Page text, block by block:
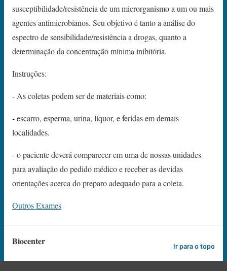
susceptibilidade/resistência de um microrganismo a um ou mais
agentes antimicrobianos. Seu objetivo é tanto a análise do
espectro de sensibilidade/resistência a drogas, quanto a
determinação da concentração mínima inibitória.
Instruções:
- As coletas podem ser de materiais como:
- escarro, esperma, urina, líquor, e feridas em demais
localidades.
- o paciente deverá comparecer em uma de nossas unidades
para avaliação do pedido médico e receber as devidas
orientações acerca do preparo adequado para a coleta.
Outros Exames
Biocenter Ir para o topo